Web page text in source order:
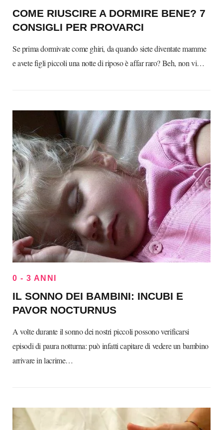
COME RIUSCIRE A DORMIRE BENE? 7
CONSIGLI PER PROVARCI
Se prima dormivate come ghiri, da quando siete diventate mamme
e avete figli piccoli una notte di riposo è affar raro? Beh, non vi…
0 - 3 ANNI
IL SONNO DEI BAMBINI: INCUBI E
PAVOR NOCTURNUS
A volte durante il sonno dei nostri piccoli possono verificarsi
episodi di paura notturna: può infatti capitare di vedere un bambino
arrivare in lacrime…